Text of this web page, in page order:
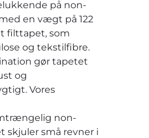
på non-
en vægt på 122
filttapet, som
og tekstilfibre.
gør tapetet
og
Vores
non-
skjuler små revner i